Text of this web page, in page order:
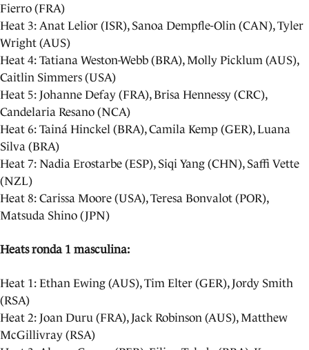
Fierro (FRA)
Heat 3: Anat Lelior (ISR), Sanoa Dempfle-Olin (CAN), Tyler
Wright (AUS)
Heat 4: Tatiana Weston-Webb (BRA), Molly Picklum (AUS),
Caitlin Simmers (USA)
Heat 5: Johanne Defay (FRA), Brisa Hennessy (CRC),
Candelaria Resano (NCA)
Heat 6: Tainá Hinckel (BRA), Camila Kemp (GER), Luana
Silva (BRA)
Heat 7: Nadia Erostarbe (ESP), Siqi Yang (CHN), Saffi Vette
(NZL)
Heat 8: Carissa Moore (USA), Teresa Bonvalot (POR),
Matsuda Shino (JPN)
Heats ronda 1 masculina:
Heat 1: Ethan Ewing (AUS), Tim Elter (GER), Jordy Smith
(RSA)
Heat 2: Joan Duru (FRA), Jack Robinson (AUS), Matthew
McGillivray (RSA)